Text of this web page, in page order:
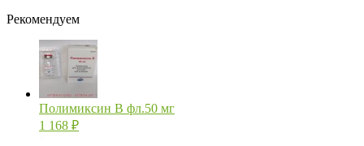
Рекомендуем
Полимиксин В фл.50 мг
1 168 ₽